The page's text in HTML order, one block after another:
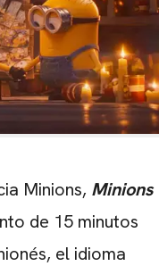
Minions, Minions
de 15 minutos
el idioma